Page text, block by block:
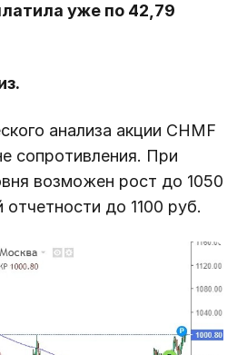
уже по 42,79
анализа акции CHMF
сопротивления. При
возможен рост до 1050
до 1100 руб.